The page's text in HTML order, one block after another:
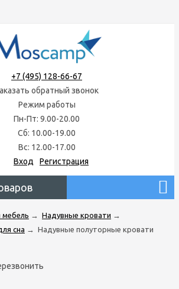
+7 (495) 128-66-67
обратный звонок
Режим работы
Пн-Пт: 9.00-20.00
Сб: 10.00-19.00
Вс: 12.00-17.00
Вход
Регистрация
мебель → Надувные кровати →
сна → Надувные полуторные кровати